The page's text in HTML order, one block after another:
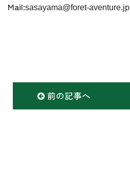
Mail:sasayama@foret-aventure.jp
前の記事へ